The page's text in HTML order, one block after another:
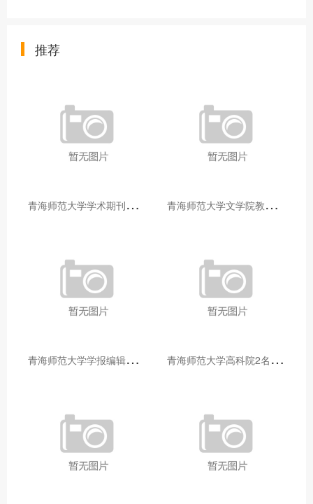
推荐
青
海师范大学学术期刊两个专栏入选2025年青海省期刊重点专栏 青
海师范大学文学院教师赴山东省相关高校和学术机构交流学习
青
海师范大学学报编辑部赴大通县城关镇上毛佰胜村开展帮扶慰问活动 青
海师范大学高科院2名专家当选中国科学院院士